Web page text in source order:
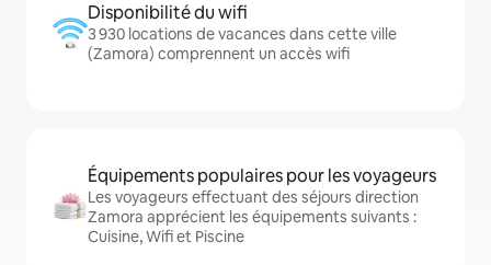
Disponibilité du wifi
3 930 locations de vacances dans cette ville
(Zamora) comprennent un accès wifi
Équipements populaires pour les voyageurs
Les voyageurs effectuant des séjours direction
Zamora apprécient les équipements suivants :
Cuisine, Wifi et Piscine